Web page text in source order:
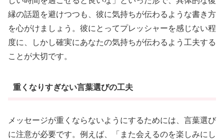
縁の話題を避けつつも、彼に気持ちが伝わるような書き方
を心がけましょう。彼にとってプレッシャーを感じない程
度に、しかし確実にあなたの気持ちが伝わるよう工夫する
ことが大切です。
重くなりすぎない言葉選びの工夫
メッセージが重くならないようにするためには、言葉選び
に注意が必要です。例えば、「また会えるのを楽しみにし